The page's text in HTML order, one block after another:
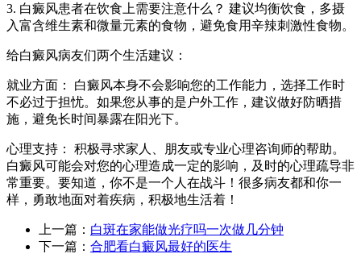
3. 白癜风患者在饮食上需要注意什么？ 建议均衡饮食，多摄
入富含维生素和微量元素的食物，避免食用辛辣刺激性食物。
给白癜风病友们两个生活建议：
就业方面： 白癜风本身不会影响您的工作能力，选择工作时
不必过于担忧。如果您从事的是户外工作，建议做好防晒措
施，避免长时间暴露在阳光下。
心理支持： 积极寻求家人、朋友或专业心理咨询师的帮助。
白癜风可能会对您的心理造成一定的影响，及时的心理疏导非
常重要。要知道，你不是一个人在战斗！很多病友都和你一
样，勇敢地面对着疾病，积极地生活着！
上一篇： 白斑在家能做光疗吗一次做几分钟
下一篇： 合肥看白癜风最好的医生